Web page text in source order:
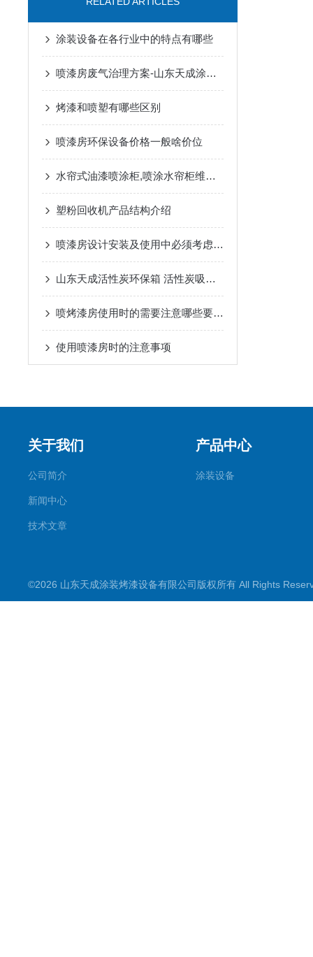
涂装设备在各行业中的特点有哪些
喷漆房废气治理方案-山东天成涂装烤漆设备有限公司
烤漆和喷塑有哪些区别
喷漆房环保设备价格一般啥价位
水帘式油漆喷涂柜,喷涂水帘柜维修介绍
塑粉回收机产品结构介绍
喷漆房设计安装及使用中必须考虑的几个安全问题
山东天成活性炭环保箱 活性炭吸附箱
喷烤漆房使用时的需要注意哪些要领？
使用喷漆房时的注意事项
关于我们
公司简介
新闻中心
技术文章
产品中心
涂装设备
©2026 山东天成涂装烤漆设备有限公司版权所有 All Rights